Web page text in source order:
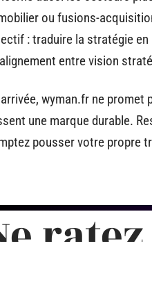
ou fusions-
: traduire la stratégie
entre vision
wyman.fr ne
une marque durable.
pousser votre propre